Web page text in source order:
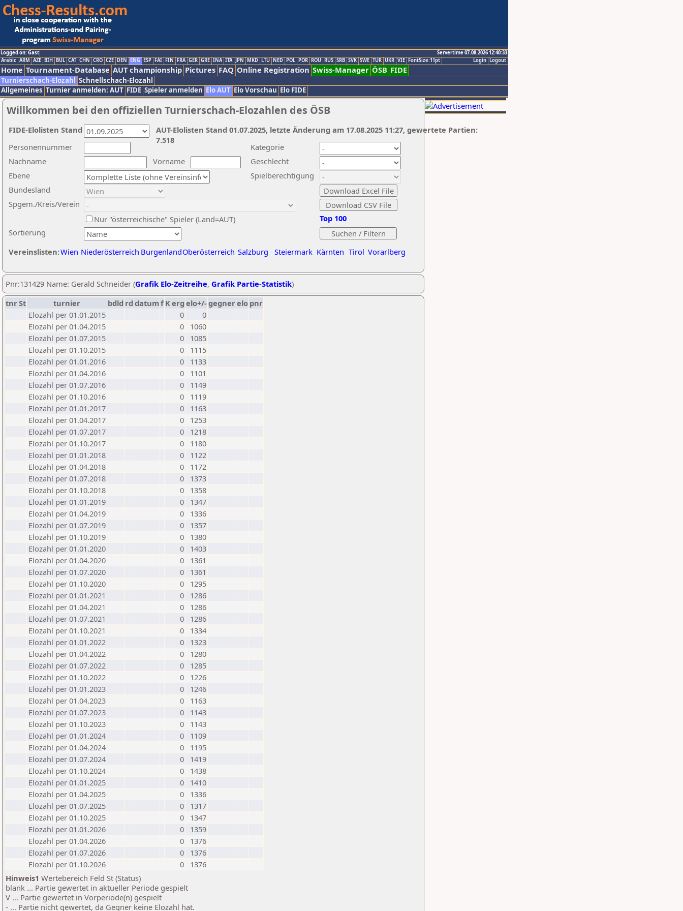
Logged on: Gast
Servertime 07.08.2026 12:40:33
Logout
Login
Arabic ARM AZE BIH BUL CAT CHN CRO CZE DEN ENG ESP FAI FIN FRA GER GRE INA ITA JPN MKD LTU NED POL POR ROU RUS SRB SVK SWE TUR UKR VIE FontSize:11pt
Home Tournament-Database AUT championship Pictures FAQ Online Registration Swiss-Manager ÖSB FIDE
Turnierschach-Elozahl Schnellschach-Elozahl
Allgemeines Turnier anmelden: AUT FIDE Spieler anmelden Elo AUT Elo Vorschau Elo FIDE
Willkommen bei den offiziellen Turnierschach-Elozahlen des ÖSB
Nachname
Vorname
Ebene
Kategorie
Sortierung
Personennummer
Bundesland
Spgem./Kreis/Verein
Geschlecht
Nur "österreichische" Spieler (Land=AUT)
Spielberechtigung
Vereinslisten:Wien Niederösterreich BurgenlandOberösterreich Salzburg Steiermark Kärnten Tirol Vorarlberg
Top 100
AUT-Elolisten Stand 01.07.2025, letzte Änderung am 17.08.2025 11:27, gewertete Partien:
7.518
FIDE-Elolisten Stand
Pnr:131429 Name: Gerald Schneider (Grafik Elo-Zeitreihe, Grafik Partie-Statistik)
tnrSt turnier bdld rd datumf Kerg elo+/-gegnerelo pnr
Elozahl per 01.01.2015
0
0
Elozahl per 01.04.2015
0
1060
Elozahl per 01.07.2015
0
1085
Elozahl per 01.10.2015
0
1115
Elozahl per 01.01.2016
0
1133
Elozahl per 01.04.2016
0
1101
Elozahl per 01.07.2016
0
1149
Elozahl per 01.10.2016
0
1119
Elozahl per 01.01.2017
0
1163
Elozahl per 01.04.2017
0
1253
Elozahl per 01.07.2017
0
1218
Elozahl per 01.10.2017
0
1180
Elozahl per 01.01.2018
0
1122
Elozahl per 01.04.2018
0
1172
Elozahl per 01.07.2018
0
1373
Elozahl per 01.10.2018
0
1358
Elozahl per 01.01.2019
0
1347
Elozahl per 01.04.2019
0
1336
Elozahl per 01.07.2019
0
1357
Elozahl per 01.10.2019
0
1380
Elozahl per 01.01.2020
0
1403
Elozahl per 01.04.2020
0
1361
Elozahl per 01.07.2020
0
1361
Elozahl per 01.10.2020
0
1295
Elozahl per 01.01.2021
0
1286
Elozahl per 01.04.2021
0
1286
Elozahl per 01.07.2021
0
1286
Elozahl per 01.10.2021
0
1334
Elozahl per 01.01.2022
0
1323
Elozahl per 01.04.2022
0
1280
Elozahl per 01.07.2022
0
1285
Elozahl per 01.10.2022
0
1226
Elozahl per 01.01.2023
0
1246
Elozahl per 01.04.2023
0
1163
Elozahl per 01.07.2023
0
1143
Elozahl per 01.10.2023
0
1143
Elozahl per 01.01.2024
0
1109
Elozahl per 01.04.2024
0
1195
Elozahl per 01.07.2024
0
1419
Elozahl per 01.10.2024
0
1438
Elozahl per 01.01.2025
0
1410
Elozahl per 01.04.2025
0
1336
Elozahl per 01.07.2025
0
1317
Elozahl per 01.10.2025
0
1347
Elozahl per 01.01.2026
0
1359
Elozahl per 01.04.2026
0
1376
Elozahl per 01.07.2026
0
1376
Elozahl per 01.10.2026
0
1376
Hinweis1 Wertebereich Feld St (Status)
blank ... Partie gewertet in aktueller Periode gespielt
V ... Partie gewertet in Vorperiode(n) gespielt
- ... Partie nicht gewertet, da Gegner keine Elozahl hat.